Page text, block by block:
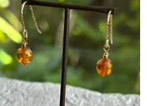
法退回或交換。